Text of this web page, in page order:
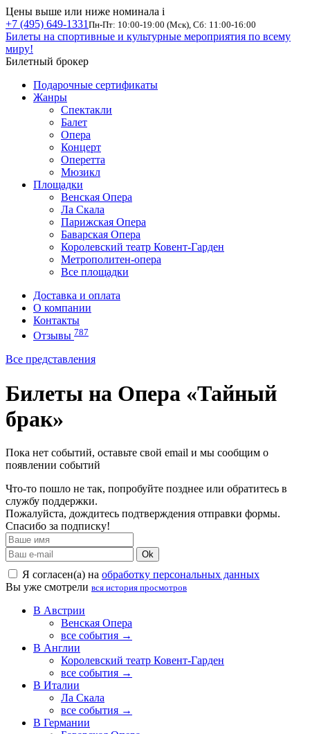
Цены выше или ниже номинала i
+7 (495) 649-1331 Пн-Пт: 10:00-19:00 (Мск), Сб: 11:00-16:00
Билеты на спортивные и культурные мероприятия по всему
миру!
Билетный брокер
Подарочные сертификаты
Жанры
Спектакли
Балет
Опера
Концерт
Оперетта
Мюзикл
Площадки
Венская Опера
Ла Скала
Парижская Опера
Баварская Опера
Королевский театр Ковент-Гарден
Метрополитен-опера
Все площадки
Доставка и оплата
О компании
Контакты
Отзывы 787
Все представления
Билеты на Опера «Тайный
брак»
Пока нет событий, оставьте свой email и мы сообщим о
появлении событий
Что-то пошло не так, попробуйте позднее или обратитесь в
службу поддержки.
Пожалуйста, дождитесь подтверждения отправки формы.
Спасибо за подписку!
Ok
Я согласен(а) на обработку персональных данных
Вы уже смотрели вся история просмотров
В Австрии
Венская Опера
все события →
В Англии
Королевский театр Ковент-Гарден
все события →
В Италии
Ла Скала
все события →
В Германии